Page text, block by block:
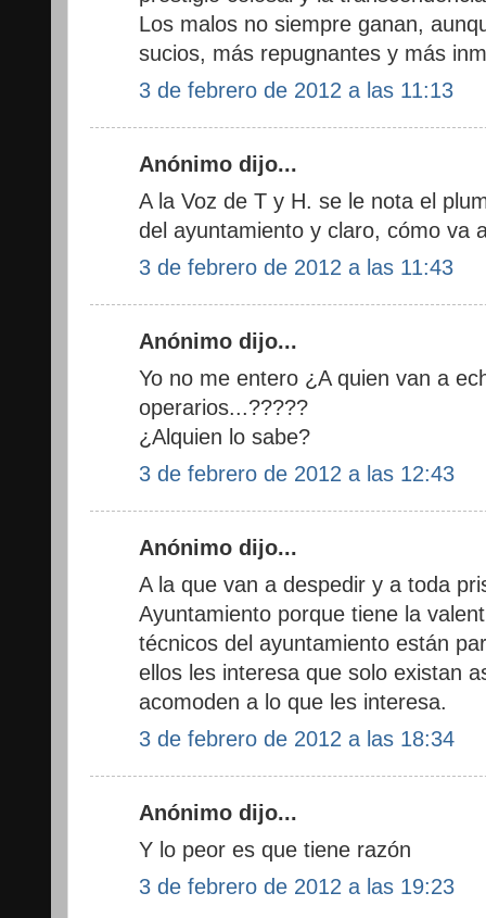
Los malos no siempre ganan,
sucios, más repugnantes y más
3 de febrero de 2012 a las 11:13
Anónimo dijo...
A la Voz de T y H. se le nota el
del ayuntamiento y claro, cómo va
3 de febrero de 2012 a las 11:43
Anónimo dijo...
Yo no me entero ¿A quien van a
operarios...?????
¿Alquien lo sabe?
3 de febrero de 2012 a las 12:43
Anónimo dijo...
A la que van a despedir y a toda
Ayuntamiento porque tiene la
técnicos del ayuntamiento están
ellos les interesa que solo existan
acomoden a lo que les interesa.
3 de febrero de 2012 a las 18:34
Anónimo dijo...
Y lo peor es que tiene razón
3 de febrero de 2012 a las 19:23